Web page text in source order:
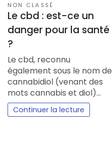
NON CLASSÉ
Le cbd : est-ce un
danger pour la santé
?
Le cbd, reconnu
également sous le nom de
cannabidiol (venant des
mots cannabis et diol)…
Continuer la lecture